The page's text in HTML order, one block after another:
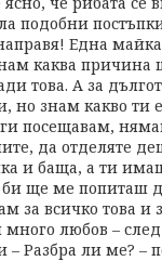
подобни
Една
каква
това. А за
но знам какво ти
посещавам,
да отделяте
и баща, а ти
би ще ме попиташ
за всичко това и
любов –
Разбра ли ме? –